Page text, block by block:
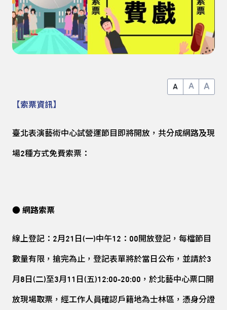
A A A
【索票資訊】
臺北表演藝術中心試營運節目即將開放，共分成網路及現
場2種方式免費索票：
● 網路索票
線上登記：2月21日(一)中午12：00開放登記，每檔節目
數量有限，搶完為止，登記表單將於當日公布，並請於3
月8日(二)至3月11日(五)12:00-20:00，於北藝中心票口開
放現場取票，經工作人員確認戶籍地為士林區，憑身分證